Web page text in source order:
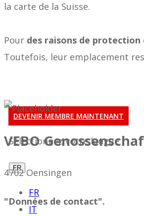
DEVENIR MEMBRE MAINTENANT
Sélectionnez votre langue
FR
FR
IT
la carte de la Suisse.
Pour des raisons de protection
Toutefois, leur emplacement
VEBO
4702 Oensingen
"Données de contact".